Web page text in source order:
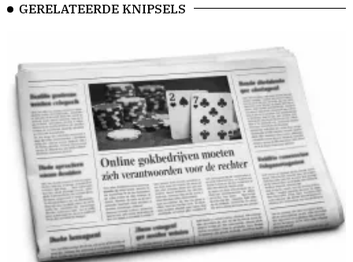
GERELATEERDE KNIPSELS